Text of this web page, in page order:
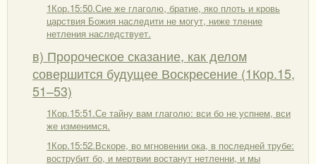
1Кор.15:50.Сие же глаголю, братие, яко плоть и кровь
царствия Божия наследити не могут, ниже тление
нетления наследствует.
в) Пророческое сказание, как делом
совершится будущее Воскресение (1Кор.15,
51–53)
1Кор.15:51.Се тайну вам глаголю: вси бо не успнем, вси
же изменимся.
1Кор.15:52.Вскоре, во мгновении ока, в последней трубе:
вострубит бо, и мертвии востанут нетленни, и мы